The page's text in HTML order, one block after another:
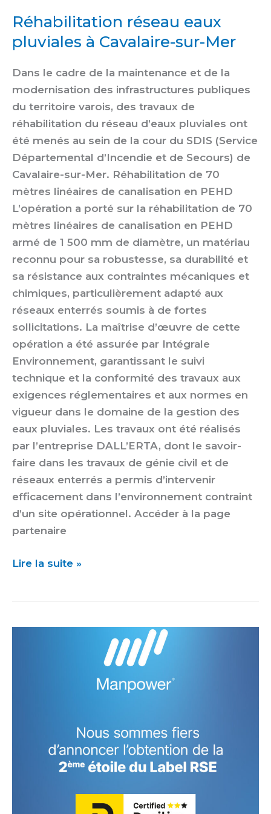
Réhabilitation réseau eaux
pluviales à Cavalaire-sur-Mer
Dans le cadre de la maintenance et de la
modernisation des infrastructures publiques
du territoire varois, des travaux de
réhabilitation du réseau d’eaux pluviales ont
été menés au sein de la cour du SDIS (Service
Départemental d’Incendie et de Secours) de
Cavalaire-sur-Mer. Réhabilitation de 70
mètres linéaires de canalisation en PEHD
L’opération a porté sur la réhabilitation de 70
mètres linéaires de canalisation en PEHD
armé de 1 500 mm de diamètre, un matériau
reconnu pour sa robustesse, sa durabilité et
sa résistance aux contraintes mécaniques et
chimiques, particulièrement adapté aux
réseaux enterrés soumis à de fortes
sollicitations. La maîtrise d’œuvre de cette
opération a été assurée par Intégrale
Environnement, garantissant le suivi
technique et la conformité des travaux aux
exigences réglementaires et aux normes en
vigueur dans le domaine de la gestion des
eaux pluviales. Les travaux ont été réalisés
par l’entreprise DALL’ERTA, dont le savoir-
faire dans les travaux de génie civil et de
réseaux enterrés a permis d’intervenir
efficacement dans l’environnement contraint
d’un site opérationnel. Accéder à la page
partenaire
Lire la suite »